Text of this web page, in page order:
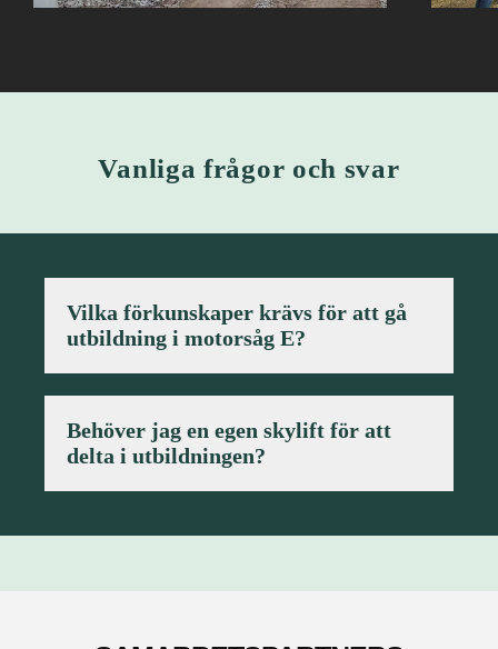
Vanliga frågor och svar
Vilka förkunskaper krävs för att gå
utbildning i motorsåg E?
A + B samt godkänt skyliftkort.
Behöver jag en egen skylift för att
delta i utbildningen?